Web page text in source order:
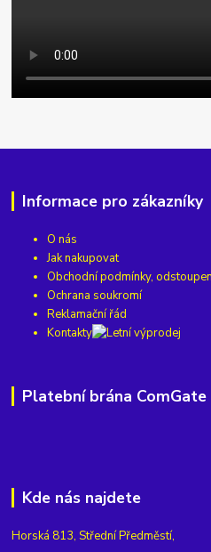
Informace pro zákazníky
O nás
Jak nakupovat
Obchodní podmínky,
Ochrana soukromí
Reklamační řád
Kontakty
Platební brána ComGate
Kde nás najdete
Horská 813, Střední Předměstí,